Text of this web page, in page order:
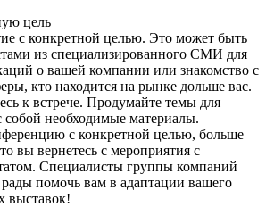
цель
с конкретной целью. Это может быть
из специализированного СМИ для
о вашей компании или знакомство с
кто находится на рынке дольше вас.
к встрече. Продумайте темы для
собой необходимые материалы.
с конкретной целью, больше
вы вернетесь с мероприятия с
Специалисты группы компаний
помочь вам в адаптации вашего
выставок!